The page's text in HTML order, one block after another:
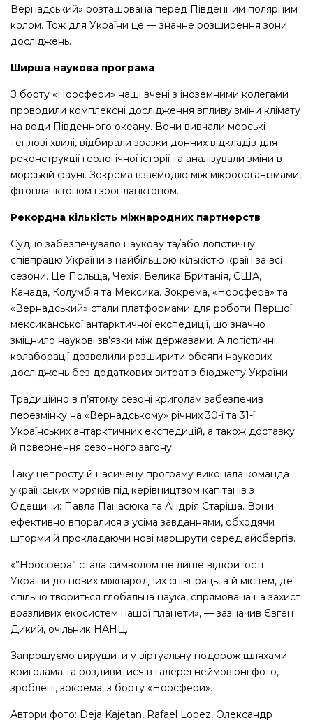
Вернадський» розташована перед Південним полярним
колом. Тож для України це — значне розширення зони
досліджень.
Ширша наукова програма
З борту «Ноосфери» наші вчені з іноземними колегами
проводили комплексні дослідження впливу зміни клімату
на води Південного океану. Вони вивчали морські
теплові хвилі, відбирали зразки донних відкладів для
реконструкції геологічної історії та аналізували зміни в
морській фауні. Зокрема взаємодію між мікроорганізмами,
фітопланктоном і зоопланктоном.
Рекордна кількість міжнародних партнерств
Судно забезпечувало наукову та/або логістичну
співпрацю України з найбільшою кількістю країн за всі
сезони. Це Польща, Чехія, Велика Британія, США,
Канада, Колумбія та Мексика. Зокрема, «Ноосфера» та
«Вернадський» стали платформами для роботи Першої
мексиканської антарктичної експедиції, що значно
зміцнило наукові зв’язки між державами. А логістичні
колаборації дозволили розширити обсяги наукових
досліджень без додаткових витрат з бюджету України.
Традиційно в п’ятому сезоні криголам забезпечив
перезмінку на «Вернадському» річних 30-ї та 31-ї
Українських антарктичних експедицій, а також доставку
й повернення сезонного загону.
Таку непросту й насичену програму виконала команда
українських моряків під керівництвом капітанів з
Одещини: Павла Панасюка та Андрія Старіша. Вони
ефективно впоралися з усіма завданнями, обходячи
шторми й прокладаючи нові маршрути серед айсбергів.
«”Ноосфера” стала символом не лише відкритості
України до нових міжнародних співпраць, а й місцем, де
спільно твориться глобальна наука, спрямована на захист
вразливих екосистем нашої планети», — зазначив Євген
Дикий, очільник НАНЦ.
Запрошуємо вирушити у віртуальну подорож шляхами
криголама та роздивитися в галереї неймовірні фото,
зроблені, зокрема, з борту «Ноосфери».
Автори фото: Deja Kajetan, Rafael Lopez, Олександр